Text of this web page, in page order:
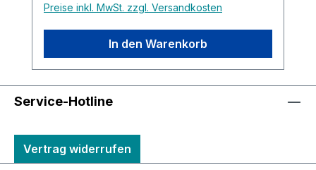
Preise inkl. MwSt. zzgl. Versandkosten
In den Warenkorb
Service-Hotline
Vertrag widerrufen